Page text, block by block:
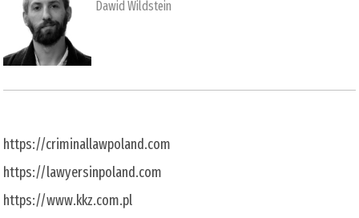
Dawid Wildstein
https://criminallawpoland.com
https://lawyersinpoland.com
https://www.kkz.com.pl